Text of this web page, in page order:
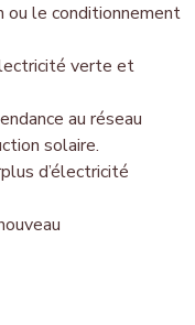
ou le conditionnement
verte et
au réseau
solaire.
d’électricité